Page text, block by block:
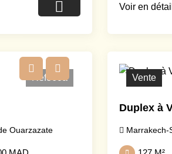
Voir en détail
Ref360a
Ouarzazate
Vente
Duplex à
Marrakech-